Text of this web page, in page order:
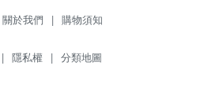
關於我們 | 購物須知
| 隱私權 | 分類地圖